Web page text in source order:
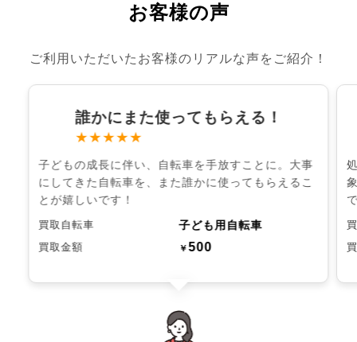
お客様の声
ご利用いただいたお客様のリアルな声をご紹介！
誰かにまた使ってもらえる！
★★★★★
子どもの成長に伴い、自転車を手放すことに。大事
にしてきた自転車を、また誰かに使ってもらえるこ
とが嬉しいです！
買取自転車 子ども用自転車
買取金額 ￥500
chevron_left chevron_right